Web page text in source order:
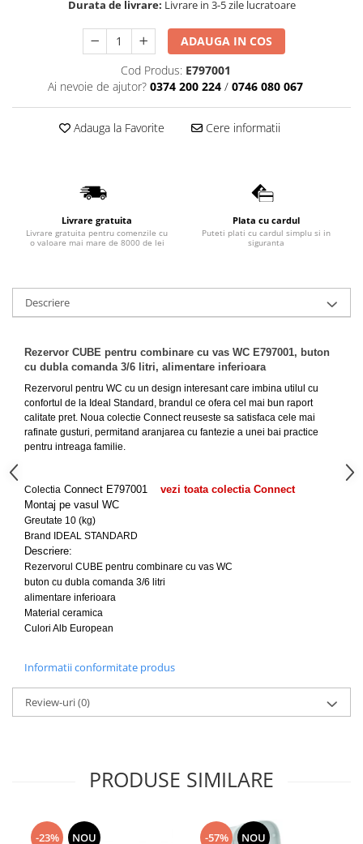
Lavoare freestanding
Lavoare sub blat
Lavoare pe mobilier
Lavoare incastrabile
Bideuri stative
Bideuri suspendate
Vase WC
WC pentru persoane cu dizabilitati
Capace WC softclose
Capace WC clasice
Capace bideuri
Pisoare
Durata de livrare: Livrare in 3-5 zile lucratoare
ADAUGA IN COS
Cod Produs: E797001
Ai nevoie de ajutor? 0374 200 224 / 0746 080 067
Adauga la Favorite Cere informatii
Livrare gratuita
Livrare gratuita pentru comenzile cu
o valoare mai mare de 8000 de lei
Plata cu cardul
Puteti plati cu cardul simplu si in
siguranta
Descriere
Rezervor CUBE pentru combinare cu vas WC E797001, buton
cu dubla comanda 3/6 litri, alimentare inferioara
Rezervorul pentru WC cu un design interesant care imbina utilul cu
confortul de la Ideal Standard, brandul ce ofera cel mai bun raport
calitate pret. Noua colectie Connect reuseste sa satisfaca cele mai
rafinate gusturi, permitand aranjarea cu fantezie a unei bai practice
pentru intreaga familie.
Colectia Connect E797001
vezi toata colectia Connect
Montaj pe vasul WC
Greutate 10 (kg)
Brand
IDEAL STANDARD
Descriere:
Rezervorul CUBE pentru combinare cu vas WC
buton cu dubla comanda 3/6 litri
alimentare inferioara
Material ceramica
Culori Alb European
Informatii conformitate produs
Review-uri(0)
PRODUSE SIMILARE
-23% NOU -57% NOU